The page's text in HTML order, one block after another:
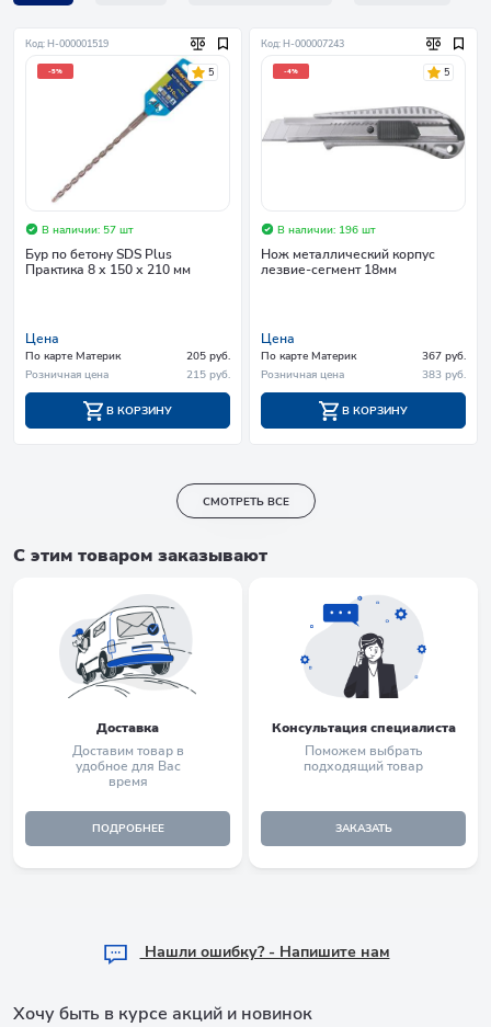
Код: Н-000001519
-5% 5
В наличии: 57 шт
Бур по бетону SDS Plus
Практика 8 х 150 х 210 мм
Цена
По карте Материк
205 руб.
Розничная цена
215 руб.
В КОРЗИНУ
Код: Н-000007243
-4% 5
В наличии: 196 шт
Нож металлический корпус
лезвие-сегмент 18мм
Цена
По карте Материк
367 руб.
Розничная цена
383 руб.
В КОРЗИНУ
СМОТРЕТЬ ВСЕ
С этим товаром заказывают
Доставка
Доставим товар в
удобное для Вас
время
ПОДРОБНЕЕ
Консультация специалиста
Поможем выбрать
подходящий товар
ЗАКАЗАТЬ
Hашли ошибку? - Напишите нам
Хочу быть в курсе акций и новинок